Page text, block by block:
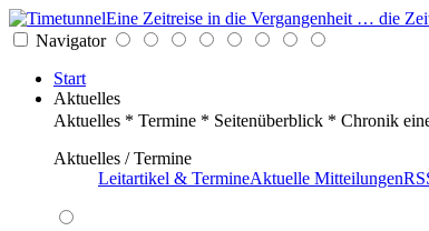
Eine Zeitreise in die Vergangenheit … die
Navigator
Start
Aktuelles
Aktuelles * Termine * Seitenüberblick * Chronik
Aktuelles / Termine
Leitartikel & TermineAktuelle Mitteilungen